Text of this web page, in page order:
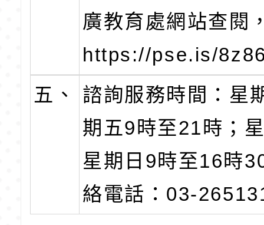
廣教育處網站查閱
https://pse.is/
五、
諮詢服務時間：星
期五9時至21時；
星期日9時至16時
絡電話：03-